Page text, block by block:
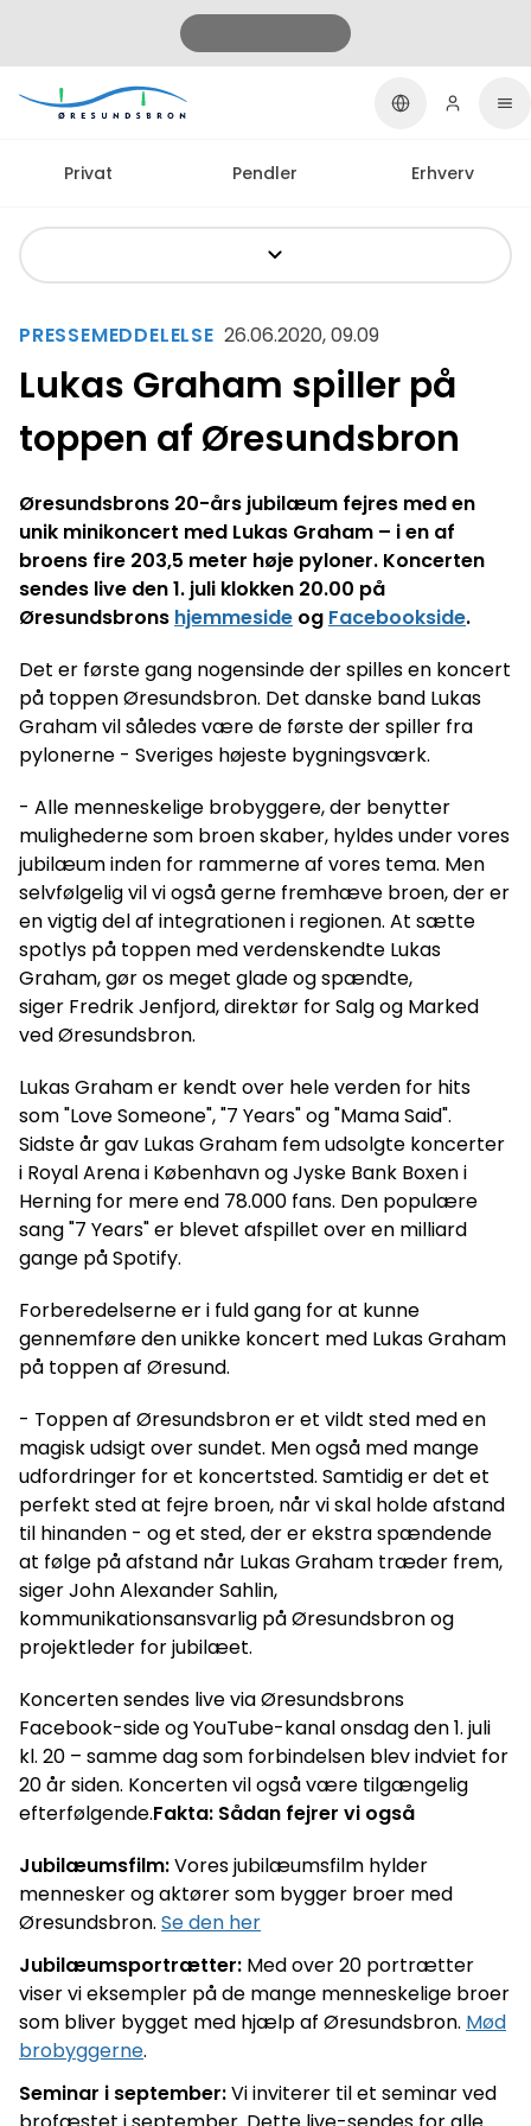
Privat Pendler Erhverv
PRESSEMEDDELELSE 26.06.2020, 09.09
Lukas Graham spiller på
toppen af Øresundsbron
Øresundsbrons 20-års jubilæum fejres med en
unik minikoncert med Lukas Graham – i en af
broens fire 203,5 meter høje pyloner. Koncerten
sendes live den 1. juli klokken 20.00 på
Øresundsbrons hjemmeside og Facebookside.
Det er første gang nogensinde der spilles en koncert
på toppen Øresundsbron. Det danske band Lukas
Graham vil således være de første der spiller fra
pylonerne - Sveriges højeste bygningsværk.
- Alle menneskelige brobyggere, der benytter
mulighederne som broen skaber, hyldes under vores
jubilæum inden for rammerne af vores tema. Men
selvfølgelig vil vi også gerne fremhæve broen, der er
en vigtig del af integrationen i regionen. At sætte
spotlys på toppen med verdenskendte Lukas
Graham, gør os meget glade og spændte,
siger Fredrik Jenfjord, direktør for Salg og Marked
ved Øresundsbron.
Lukas Graham er kendt over hele verden for hits
som "Love Someone", "7 Years" og "Mama Said".
Sidste år gav Lukas Graham fem udsolgte koncerter
i Royal Arena i København og Jyske Bank Boxen i
Herning for mere end 78.000 fans. Den populære
sang "7 Years" er blevet afspillet over en milliard
gange på Spotify.
Forberedelserne er i fuld gang for at kunne
gennemføre den unikke koncert med Lukas Graham
på toppen af ​​Øresund.
- Toppen af Øresundsbron er et vildt sted med en
magisk udsigt over sundet. Men også med mange
udfordringer for et koncertsted. Samtidig er det et
perfekt sted at fejre broen, når vi skal holde afstand
til hinanden - og et sted, der er ekstra spændende
at følge på afstand når Lukas Graham træder frem,
siger John Alexander Sahlin,
kommunikationsansvarlig på Øresundsbron og
projektleder for jubilæet.
Koncerten sendes live via Øresundsbrons
Facebook-side og YouTube-kanal onsdag den 1. juli
kl. 20 – samme dag som forbindelsen blev indviet for
20 år siden. Koncerten vil også være tilgængelig
efterfølgende.Fakta: Sådan fejrer vi også
Jubilæumsfilm:Vores jubilæumsfilm hylder
mennesker og aktører som bygger broer med
Øresundsbron. Se den her
Jubilæumsportrætter: Med over 20 portrætter
viser vi eksempler på de mange menneskelige broer
som bliver bygget med hjælp af Øresundsbron. Mød
brobyggerne.
Seminar i september:Vi inviterer til et seminar ved